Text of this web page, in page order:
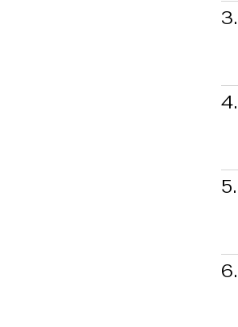
3.
4.
5.
6.